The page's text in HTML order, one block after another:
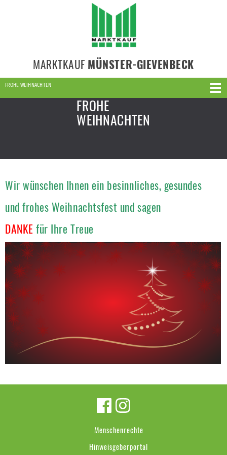
MARKTKAUF MÜNSTER-GIEVENBECK
FROHE WEIHNACHTEN
FROHE
WEIHNACHTEN
Wir wünschen Ihnen ein besinnliches, gesundes
und frohes Weihnachtsfest und sagen
DANKE für Ihre Treue
Menschenrechte
Hinweisgeberportal